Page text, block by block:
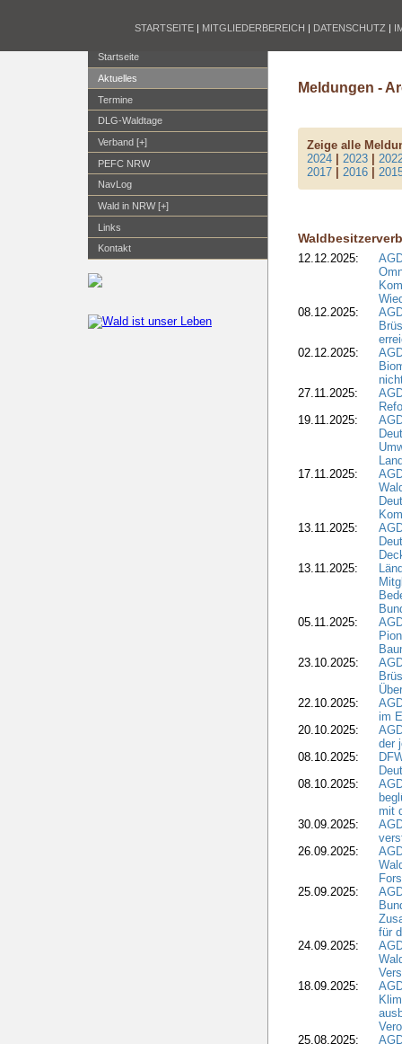
STARTSEITE | MITGLIEDERBEREICH | DATENSCHUTZ |
Startseite
Aktuelles
Termine
DLG-Waldtage
Verband [+]
PEFC NRW
NavLog
Wald in NRW [+]
Links
Kontakt
Meldungen -
Zeige alle
2024 | 2023 |
2017 | 2016 |
12.12.2025:
08.12.2025:
02.12.2025:
27.11.2025:
19.11.2025:
17.11.2025:
13.11.2025:
13.11.2025:
05.11.2025:
23.10.2025:
22.10.2025:
im
20.10.2025:
der
08.10.2025:
08.10.2025:
mit
30.09.2025:
26.09.2025:
25.09.2025:
für
24.09.2025:
18.09.2025:
25.08.2025: